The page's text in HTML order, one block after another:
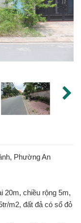
Phường An
20m, chiều rộng 5m,
m2, đất đả có sổ đỏ